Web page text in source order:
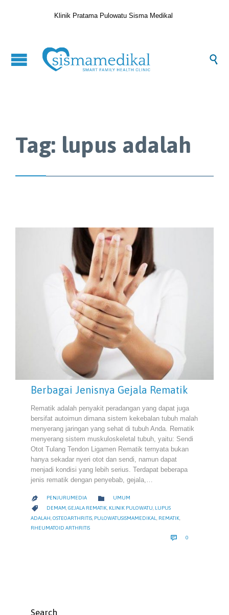
Klinik Pratama Pulowatu Sisma Medikal

Tag: lupus adalah
Berbagai Jenisnya Gejala Rematik
Rematik adalah penyakit peradangan yang dapat juga
bersifat autoimun dimana sistem kekebalan tubuh malah
menyerang jaringan yang sehat di tubuh Anda. Rematik
menyerang sistem muskuloskeletal tubuh, yaitu: Sendi
Otot Tulang Tendon Ligamen Rematik ternyata bukan
hanya sekadar nyeri otot dan sendi, namun dapat
menjadi kondisi yang lebih serius. Terdapat beberapa
jenis rematik dengan penyebab, gejala,…
 PENJURUMEDIA  CATEGORY
UMUM
 CATEGORY
DEMAM,GEJALA REMATIK, KLINIK PULOWATU, LUPUS
ADALAH OSTEOARTHRITIS PULOWATUSISMAMEDIKAL REMATIK
RHEUMATOID ARTHRITIS
 0
Search